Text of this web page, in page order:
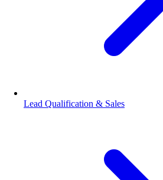
Lead Qualification & Sales